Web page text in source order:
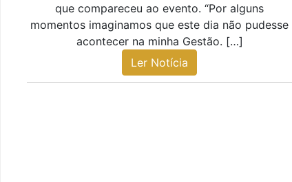
que compareceu ao evento. “Por alguns
momentos imaginamos que este dia não pudesse
acontecer na minha Gestão. […]
Ler Notícia